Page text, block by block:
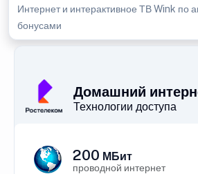
Интернет и интерактивное ТВ Wink по
бонусами
Домашний
Технологии доступа
200 МБит
проводной интернет